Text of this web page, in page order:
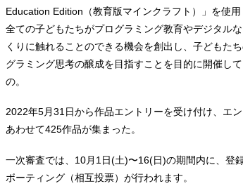
Education Edition（教育版マインクラフト）」を使用
全ての子どもたちがプログラミング教育やデジタル
くりに触れることのできる機会を創出し、子どもた
グラミング思考の醸成を目指すことを目的に開催し
の。
2022年5⽉31⽇から作品エントリーを受け付け、エ
あわせて425作品が集まった。
一次審査では、10月1日(土)〜16(日)の期間内に、登
ボーティング（相互投票）が行われます。